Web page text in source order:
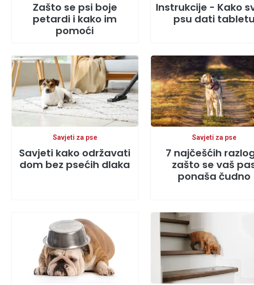
Zašto se psi boje
petardi i kako im
pomoći
Instrukcije - Kako
psu dati
Savjeti za pse
Savjeti kako održavati
dom bez psećih dlaka
Savjeti za pse
7 najčešćih
zašto se vaš
ponaša čudno